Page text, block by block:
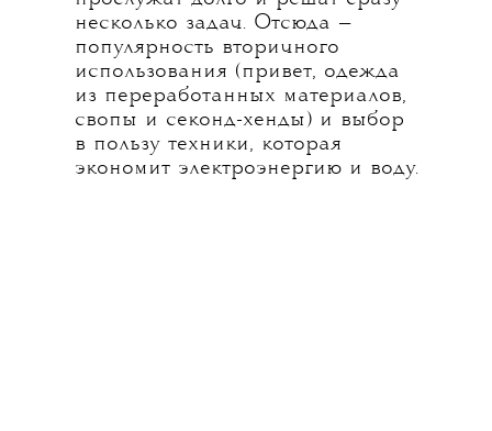
несколько задач. Отсюда —
популярность вторичного
использования (привет, одежда
из переработанных материалов,
свопы и секонд-хенды) и выбор
в пользу техники, которая
экономит электроэнергию и воду.